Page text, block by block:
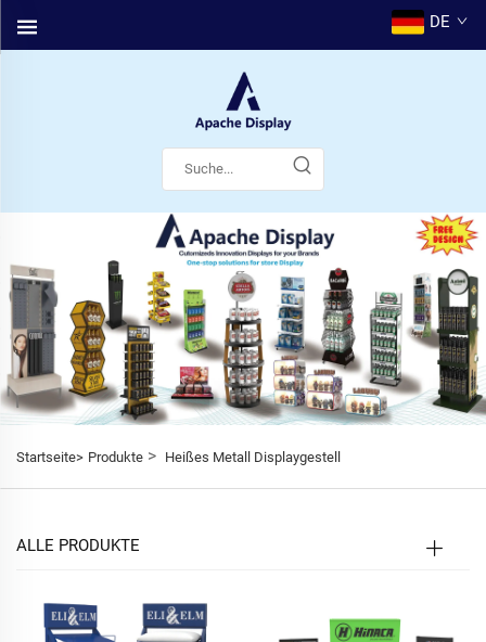
DE
Startseite> Produkte > Heißes Metall Displaygestell
ALLE PRODUKTE